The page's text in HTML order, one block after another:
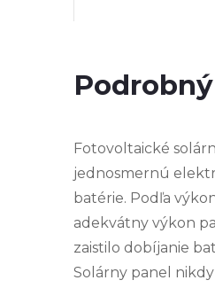
Fotovoltaické
jednosmernú
batérie. Podľa
adekvátny výkon
zaistilo dobíjanie
Solárny panel